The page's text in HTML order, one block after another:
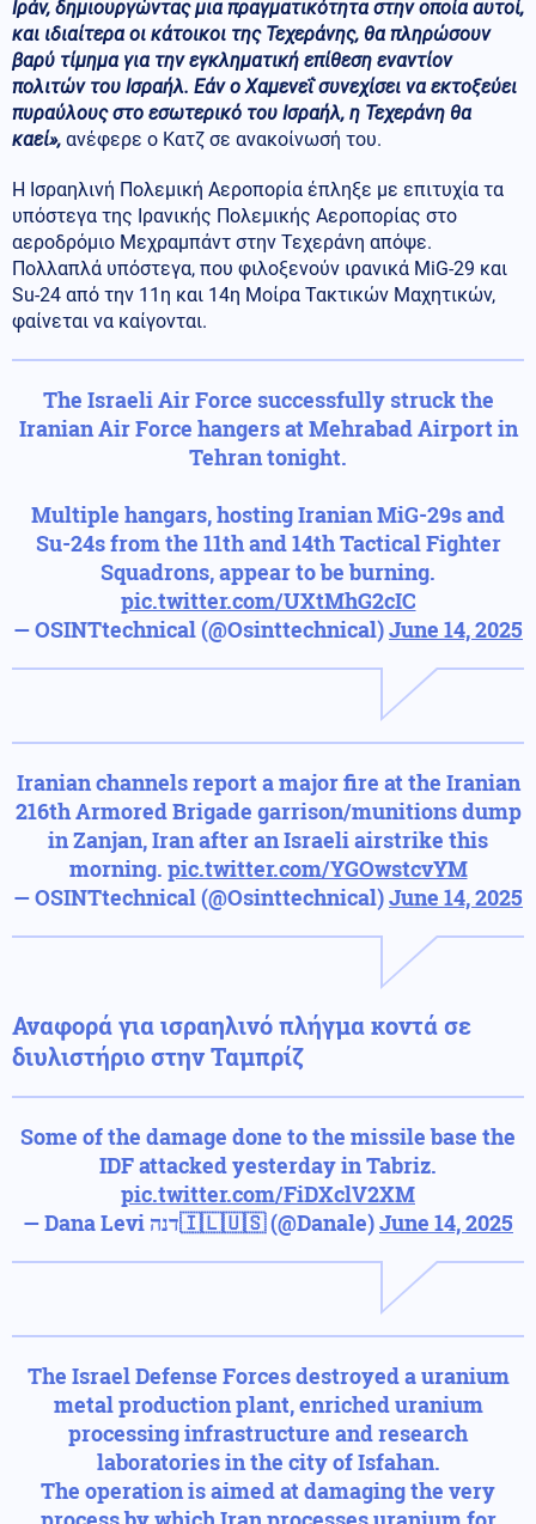
Ιράν, δημιουργώντας μια πραγματικότητα στην οποία αυτοί,
και ιδιαίτερα οι κάτοικοι της Τεχεράνης, θα πληρώσουν
βαρύ τίμημα για την εγκληματική επίθεση εναντίον
πολιτών του Ισραήλ. Εάν ο Χαμενεΐ συνεχίσει να εκτοξεύει
πυραύλους στο εσωτερικό του Ισραήλ, η Τεχεράνη θα
καεί», ανέφερε ο Κατζ σε ανακοίνωσή του.
Η Ισραηλινή Πολεμική Αεροπορία έπληξε με επιτυχία τα
υπόστεγα της Ιρανικής Πολεμικής Αεροπορίας στο
αεροδρόμιο Μεχραμπάντ στην Τεχεράνη απόψε.
Πολλαπλά υπόστεγα, που φιλοξενούν ιρανικά MiG-29 και
Su-24 από την 11η και 14η Μοίρα Τακτικών Μαχητικών,
φαίνεται να καίγονται.
The Israeli Air Force successfully struck the
Iranian Air Force hangers at Mehrabad Airport in
Tehran tonight.
Multiple hangars, hosting Iranian MiG-29s and
Su-24s from the 11th and 14th Tactical Fighter
Squadrons, appear to be burning.
pic.twitter.com/UXtMhG2cIC
— OSINTtechnical (@Osinttechnical)June 14, 2025
Iranian channels report a major fire at the Iranian
216th Armored Brigade garrison/munitions dump
in Zanjan, Iran after an Israeli airstrike this
morning. pic.twitter.com/YGOwstcvYM
— OSINTtechnical (@Osinttechnical)June 14, 2025
Αναφορά για ισραηλινό πλήγμα κοντά σε
διυλιστήριο στην Ταμπρίζ
Some of the damage done to the missile base the
IDF attacked yesterday in Tabriz.
pic.twitter.com/FiDXclV2XM
— Dana Levi דנה🇮🇱🇺🇸 (@Danale)June 14, 2025
The Israel Defense Forces destroyed a uranium
metal production plant, enriched uranium
processing infrastructure and research
laboratories in the city of Isfahan.
The operation is aimed at damaging the very